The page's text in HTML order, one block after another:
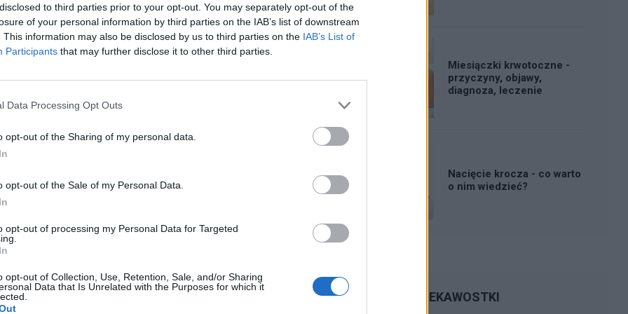
to third parties prior to your opt-out. You may separately opt-out of the
of your personal information by third parties on the IAB’s list of downstream
This information may also be disclosed by us to third parties on the IAB’s List of
Participants that may further disclose it to other third parties.
Data Processing Opt Outs
opt-out of the Sharing of my personal data.
opt-out of the Sale of my Personal Data.
opt-out of processing my Personal Data for Targeted
opt-out of Collection, Use, Retention, Sale, and/or Sharing
Data that Is Unrelated with the Purposes for which it
WYŚLIJ
Stosunek był dwa dni wcześniej. Przyjęłam
mogłam zajść w ciążę???
Miesiączki krwotoczne -
przyczyny, objawy,
diagnoza, leczenie
Nacięcie krocza - co warto
o nim wiedzieć?
CIEKAWOSTKI